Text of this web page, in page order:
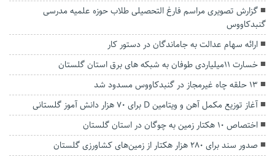
گزارش تصویری مراسم فارغ التحصیلی طلاب حوزه علمیه مدرسی
گنبدکاووس
ارائه سهام عدالت به جاماندگان در دستور کار
خسارت ۱۱میلیاردی طوفان به شبکه های برق استان گلستان
۱۳ حلقه چاه غیرمجاز در گنبدکاووس مسدود شد
آغاز توزیع مکمل آهن و ویتامین D برای ۷۰ هزار دانش آموز گلستانی
اختصاص ۱۰ هکتار زمین به چوگان در استان گلستان
صدور سند برای ۲۸۰ هزار هکتار از زمین‌های کشاورزی گلستان